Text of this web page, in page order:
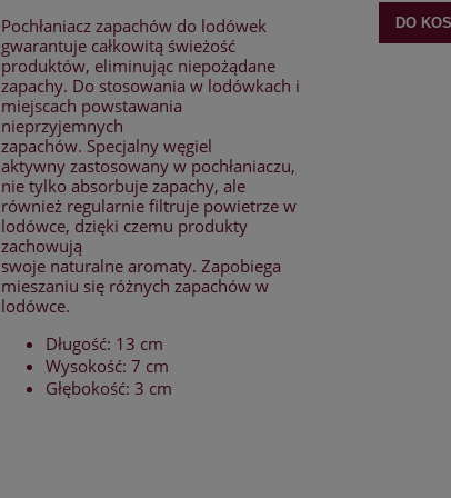
Pochłaniacz zapachów do lodówek
gwarantuje całkowitą świeżość
produktów, eliminując niepożądane
zapachy. Do stosowania w lodówkach i
miejscach powstawania
nieprzyjemnych
zapachów. Specjalny węgiel
aktywny zastosowany w pochłaniaczu,
nie tylko absorbuje zapachy, ale
również regularnie filtruje powietrze w
lodówce, dzięki czemu produkty
zachowują
swoje naturalne aromaty. Zapobiega
mieszaniu się różnych zapachów w
lodówce.
Długość: 13 cm
Wysokość: 7 cm
Głębokość: 3 cm
DO